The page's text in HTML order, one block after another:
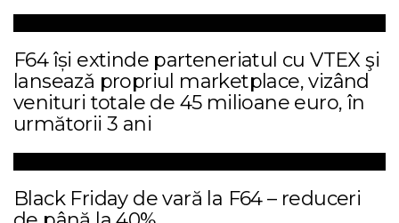
F64 își extinde parteneriatul cu VTEX şi
lanseazǎ propriul marketplace, vizând
venituri totale de 45 milioane euro, în
următorii 3 ani
Black Friday de vară la F64 – reduceri